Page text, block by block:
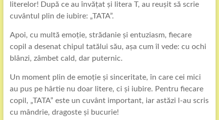
literelor! După ce au învățat și litera T, au reușit să scrie
cuvântul plin de iubire: „TATA”.
Apoi, cu multă emoție, strădanie și entuziasm, fiecare
copil a desenat chipul tatălui său, așa cum îl vede: cu ochi
blânzi, zâmbet cald, dar puternic.
Un moment plin de emoție și sinceritate, în care cei mici
au pus pe hârtie nu doar litere, ci și iubire. Pentru fiecare
copil, „TATA” este un cuvânt important, iar astăzi l-au scris
cu mândrie, dragoste și bucurie!